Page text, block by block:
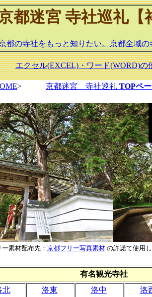
都迷宮 寺社巡礼【
都の寺社をもっと知りたい。京都全域
エクセル(EXCEL)・ワード(WORD)
> 京都迷宮 寺社巡礼 TOPペ
素材配布先： 京都フリー写真素材 の許諾て使用
有名観光寺社
北
洛東 洛中 洛